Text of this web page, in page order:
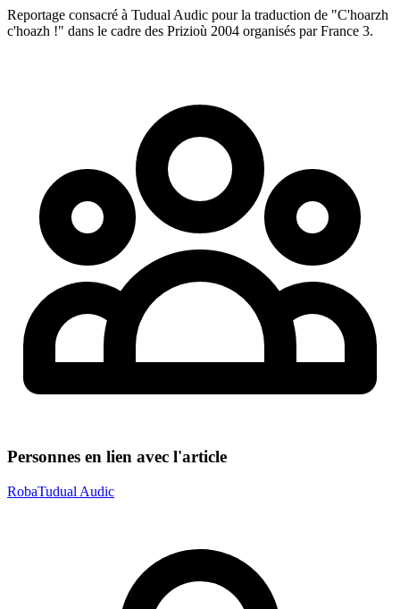
Reportage consacré à Tudual Audic pour la traduction de "C'hoarzh
c'hoazh !" dans le cadre des Prizioù 2004 organisés par France 3.
Personnes en lien avec l'article
RobaTudual Audic